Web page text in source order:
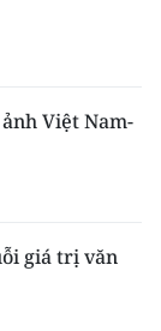
Việt Nam-
giá trị văn